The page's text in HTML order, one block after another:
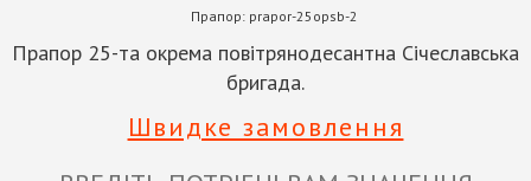
Прапор: prapor-25opsb-2
Прапор 25-та окрема повітрянодесантна Січеславська
бригада.
Швидке замовлення